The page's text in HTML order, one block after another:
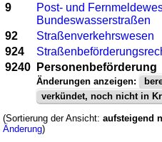
9
Post- und
Bundeswasserstraßen
92
Straßenverkehrswesen
924
9240
Personenbeförderung
Änderungen anzeigen:
verkündet, noch nicht in
(Sortierung der Ansicht:aufsteigend
Änderung)